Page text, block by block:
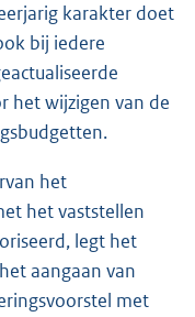
karakter doet
bij iedere
het wijzigen van de
het
het vaststellen
legt het
aangaan van
met